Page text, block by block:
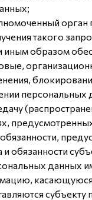
орган
такого
иным образом
персональных
обязанности
данных